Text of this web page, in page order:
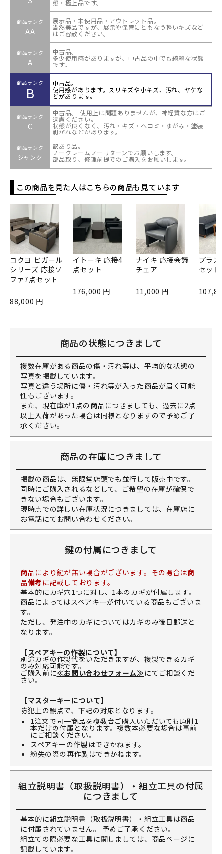
態・極上品です。
商品ランク
AA
展示品・未使用品・アウトレット品。
当然美品ですが、展示や保管にともなう軽いキズなど
はご容赦ください。
商品ランク
A
中古品。
多少使用感がありますが、中古品の中でも綺麗な状態
です。
商品ランク
B
中古品。
使用感があります。スリキズや小キズ、汚れ、ヤケな
どがあります。
商品ランク
C
中古品。 使用上は問題ありませんが、神経質な方はご
遠慮ください。
状態が良くなく、汚れ・キズ・ヘコミ・ゆがみ・塗装
剥がれなどがあります。
商品ランク
ジャンク
訳あり品。
ノークレームノーリターンでお願いします。
部品取り、修理前提でのご購入をお願いします。
この商品を見た人はこちらの商品も見ています
コクヨ ピガール
シリーズ 応接ソ
ファ7点セット
88,000 円
イトーキ 応接4
点セット
176,000 円
ナイキ 応接会議
チェア
11,000 円
プラ
セット
商品の状態につきまして
複数在庫がある商品の傷・汚れ等は、平均的な状態の
写真を掲載しています。
写真と違う場所に傷・汚れ等が入った商品が届く可能
性もございます。
また、現在庫が1点の商品につきましても、過去に2点
以上入荷があった場合は同様となりますので予めご了
承ください。
商品の在庫につきまして
掲載の商品は、無限堂店頭でも並行して販売中です。
同時にご購入されるなどして、ご希望の在庫が確保で
きない場合もございます。
現時点での詳しい在庫状況につきましては、在庫店に
お電話にてお問い合わせください。
鍵の付属につきまして
商品により鍵が無い場合がございます。その場合は商
品備考 に記載しております。
基本的にカギ穴1つに対し、1本のカギが付属します。
商品によってはスペアキーが付いている商品もございま
す。
ただし、発注中のカギについてはカギのみ後日郵送と
なります。
【スペアキーの作製について】
別途カギの作製代をいただきますが、複製できるカギ
のみ対応可能です。
ご購入前に≪お問い合わせフォーム≫にてご相談くだ
さい。
【マスターキーについて】
防犯上の観点で、下記の対応となります。
1注文で同一商品を複数台ご購入いただいても原則1
本だけの付属となります。複数本必要な場合は事前
にご相談ください。
スペアキーの作製はできかねます。
紛失の際の再作製はできかねます。
組立説明書（取扱説明書）・組立工具の付属
につきまして
基本的に組立説明書（取扱説明書）・組立工具は商品
に付属されていません。 予めご了承ください。
組立ての際必要な工具に関しましては、商品ページに
記載しています。